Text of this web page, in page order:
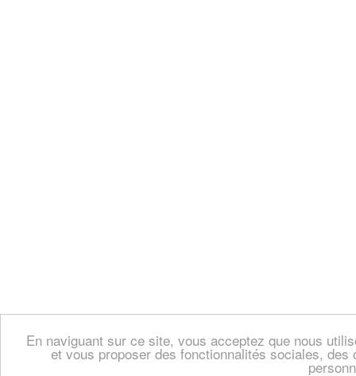
En naviguant sur ce site, vous acceptez que nous
et vous proposer des fonctionnalités sociales,